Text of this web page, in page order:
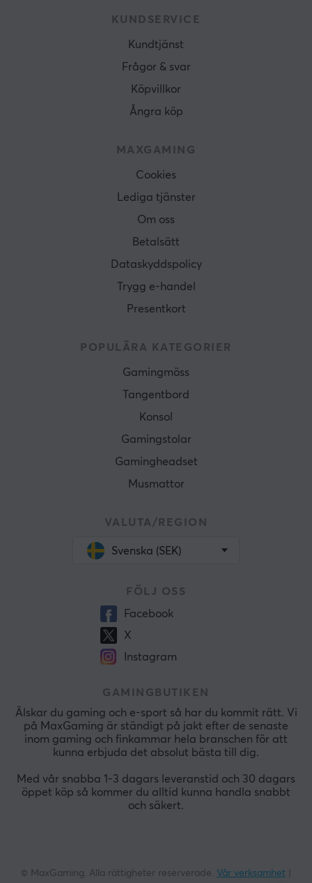
KUNDSERVICE
Kundtjänst
Frågor & svar
Köpvillkor
Ångra köp
MAXGAMING
Cookies
Lediga tjänster
Om oss
Betalsätt
Dataskyddspolicy
Trygg e-handel
Presentkort
POPULÄRA KATEGORIER
Gamingmöss
Tangentbord
Konsol
Gamingstolar
Gamingheadset
Musmattor
VALUTA/REGION
Svenska (SEK)
FÖLJ OSS
Facebook
X
Instagram
GAMINGBUTIKEN
Älskar du gaming och e-sport så har du kommit rätt. Vi
på MaxGaming är ständigt på jakt efter de senaste
inom gaming och finkammar hela branschen för att
kunna erbjuda det absolut bästa till dig.
Med vår snabba 1-3 dagars leveranstid och 30 dagars
öppet köp så kommer du alltid kunna handla snabbt
och säkert.
© MaxGaming. Alla rättigheter reserverade. Vår verksamhet